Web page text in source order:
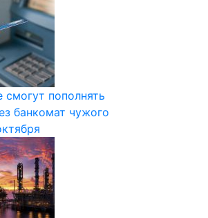
смогут пополнять
банкомат чужого